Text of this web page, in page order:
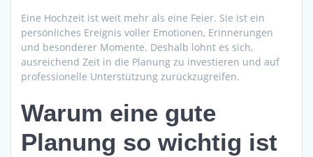
Eine Hochzeit ist weit mehr als eine Feier. Sie ist ein
persönliches Ereignis voller Emotionen, Erinnerungen
und besonderer Momente. Deshalb lohnt es sich,
ausreichend Zeit in die Planung zu investieren und auf
professionelle Unterstützung zurückzugreifen.
Warum eine gute
Planung so wichtig ist